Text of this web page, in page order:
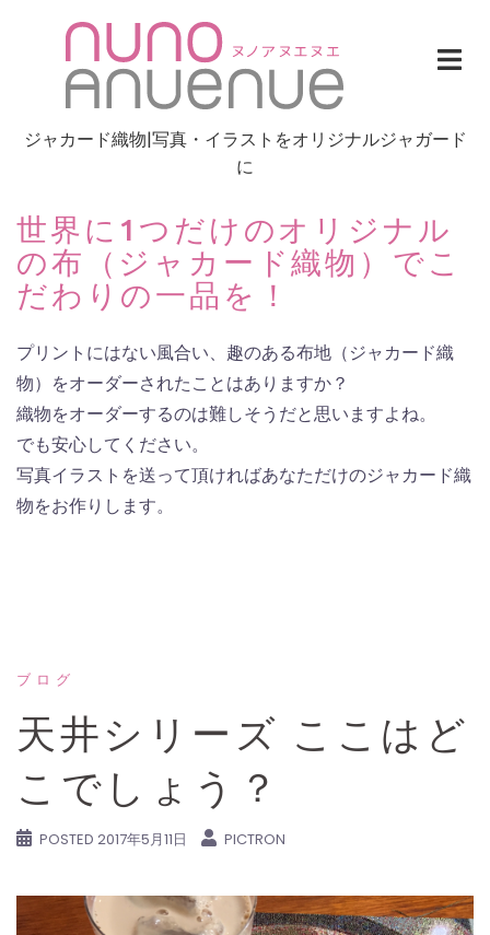
content
ジャカード織物|写真・イラストをオリジナルジャガード
に
世界に1つだけのオリジナル
の布（ジャカード織物）でこ
だわりの一品を！
プリントにはない風合い、趣のある布地（ジャカード織
物）をオーダーされたことはありますか？
織物をオーダーするのは難しそうだと思いますよね。
でも安心してください。
写真イラストを送って頂ければあなただけのジャカード織
物をお作りします。
ブログ
天井シリーズ ここはど
こでしょう？
POSTED 2017年5月11日 PICTRON